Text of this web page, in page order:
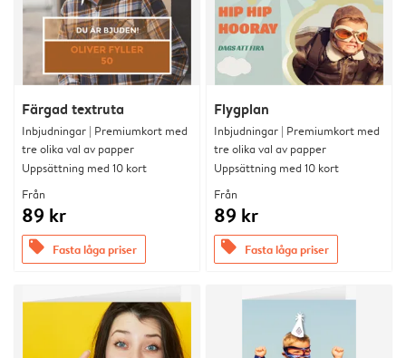
Färgad textruta
Inbjudningar | Premiumkort med
tre olika val av papper
Uppsättning med 10 kort
Från
89 kr
offers Fasta låga priser
Flygplan
Inbjudningar | Premiumkort med
tre olika val av papper
Uppsättning med 10 kort
Från
89 kr
offers Fasta låga priser